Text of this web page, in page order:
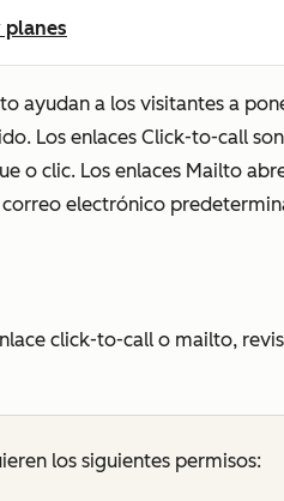
planes
ayudan a los visitantes a
Los enlaces Click-to-call
o clic. Los enlaces Mailto
electrónico
click-to-call o mailto,
los siguientes permisos: